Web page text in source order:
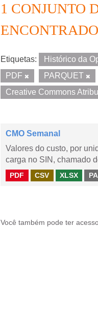
1 CONJUNTO
ENCONTRADO
Etiquetas: Histórico da
PDF
PARQUET
Creative Commons
CMO Semanal
Valores do custo, por
carga no SIN, chamado
PDF CSV XLSX
Você também pode ter